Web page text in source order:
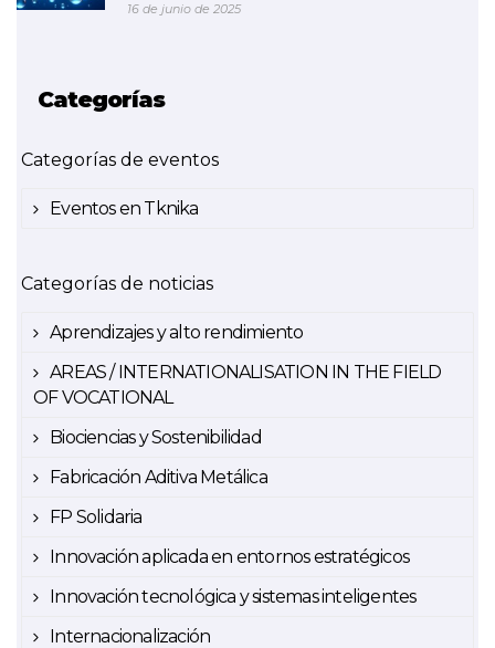
16 de junio de 2025
Categorías
Categorías de eventos
Eventos en Tknika
Categorías de noticias
Aprendizajes y alto rendimiento
AREAS / INTERNATIONALISATION IN THE FIELD
OF VOCATIONAL
Biociencias y Sostenibilidad
Fabricación Aditiva Metálica
FP Solidaria
Innovación aplicada en entornos estratégicos
Innovación tecnológica y sistemas inteligentes
Internacionalización